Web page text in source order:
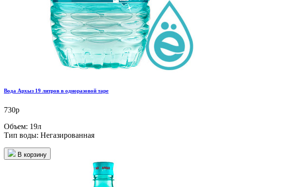
Вода Архыз 19 литров в одноразовой таре
730р
Объем: 19л
Тип воды: Негазированная
В корзину